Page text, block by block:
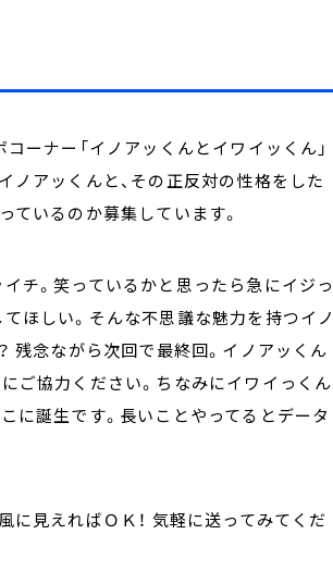
ーナー「イノアッくんとイワイッくん」
ノアッくんと、その正反対の性格をした
ているのか募集しています。
チ。笑っているかと思ったら急にイジっ
ほしい。そんな不思議な魅力を持つイノ
残念ながら次回で最終回。イノアッくん
ご協力ください。ちなみにイワイっくん
に誕生です。長いことやってるとデータ
見えればＯＫ！ 気軽に送ってみてくだ